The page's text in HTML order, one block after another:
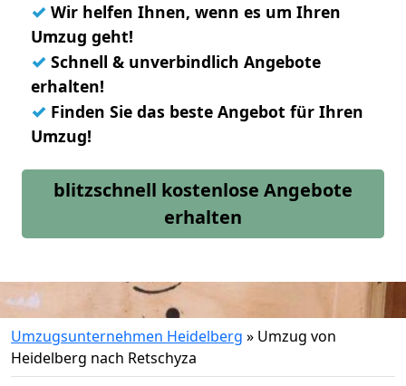
✓ Wir helfen Ihnen, wenn es um Ihren
Umzug geht!
✓ Schnell & unverbindlich Angebote
erhalten!
✓ Finden Sie das beste Angebot für Ihren
Umzug!
blitzschnell kostenlose Angebote
erhalten
Umzugsunternehmen Heidelberg » Umzug von
Heidelberg nach Retschyza